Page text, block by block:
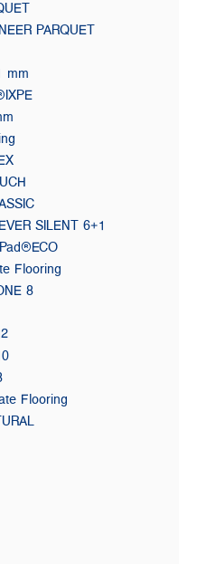
PARQUET
mm
SILENT 6+1
Flooring
8
Flooring